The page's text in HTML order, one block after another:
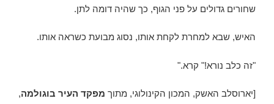
שחורים גדולים על פני הגוף, כך שהיה דומה לתן.
האיש, שבא למחרת לקחת אותו, נסוג מבועת כשראה אותו.
"זה כלב נורא!" קרא."
[יארוסלב האשק, המכון הקינולוגי, מתוך מפקד העיר בוגולמה,